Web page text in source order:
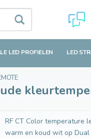
LED PROFIELEN LED
- 12A
RF CT Color temperature
warm en koud wit op